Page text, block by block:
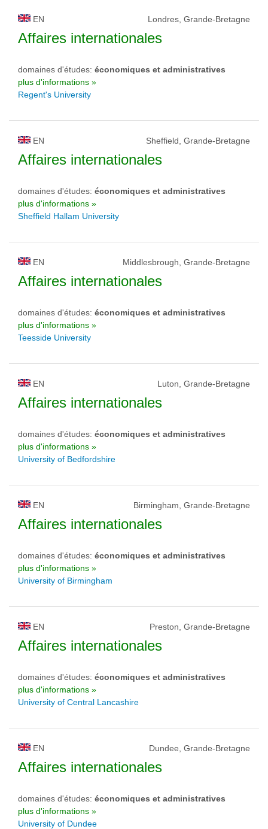
EN Londres, Grande-Bretagne
Affaires internationales
domaines d'études: économiques et administratives
plus d'informations »
Regent's University
EN Sheffield, Grande-Bretagne
Affaires internationales
domaines d'études: économiques et administratives
plus d'informations »
Sheffield Hallam University
EN Middlesbrough, Grande-Bretagne
Affaires internationales
domaines d'études: économiques et administratives
plus d'informations »
Teesside University
EN Luton, Grande-Bretagne
Affaires internationales
domaines d'études: économiques et administratives
plus d'informations »
University of Bedfordshire
EN Birmingham, Grande-Bretagne
Affaires internationales
domaines d'études: économiques et administratives
plus d'informations »
University of Birmingham
EN Preston, Grande-Bretagne
Affaires internationales
domaines d'études: économiques et administratives
plus d'informations »
University of Central Lancashire
EN Dundee, Grande-Bretagne
Affaires internationales
domaines d'études: économiques et administratives
plus d'informations »
University of Dundee